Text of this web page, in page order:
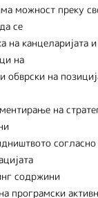
можност преку
се
на канцеларијата
на
обврски на
на
содржини
програмски